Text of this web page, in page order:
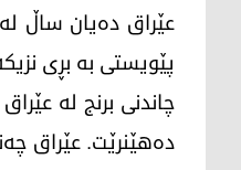
عێراق دەیان ساڵ
پێویستی به‌ بڕی نزیکەی ملیۆنێک و 250
چاندنی برنج لە
ده‌هێنرێت. عێراق